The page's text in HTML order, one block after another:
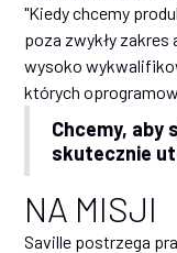
"Kiedy chcemy
poza zwykły
wysoko
których
Chcemy, aby
skutecznie
NA MISJI
Saville postrzega